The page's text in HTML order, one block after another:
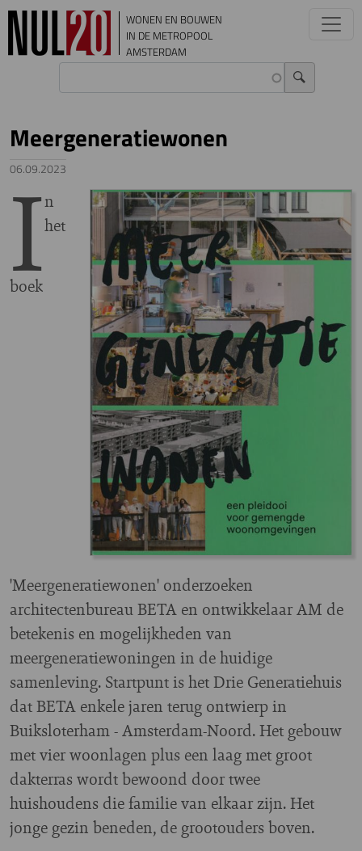
Overslaan en naar de inhoud gaan
WONEN EN BOUWEN
IN DE METROPOOL
AMSTERDAM
Meergeneratiewonen
06.09.2023
In
het
boek
'Meergeneratiewonen' onderzoeken
architectenbureau BETA en ontwikkelaar AM de
betekenis en mogelijkheden van
meergeneratiewoningen in de huidige
samenleving. Startpunt is het Drie Generatiehuis
dat BETA enkele jaren terug ontwierp in
Buiksloterham - Amsterdam-Noord. Het gebouw
met vier woonlagen plus een laag met groot
dakterras wordt bewoond door twee
huishoudens die familie van elkaar zijn. Het
jonge gezin beneden, de grootouders boven.